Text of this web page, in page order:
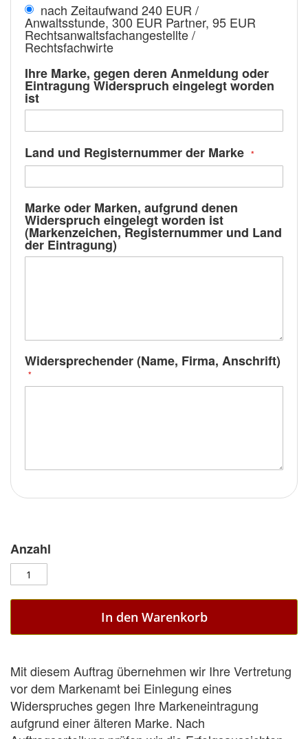
nach Zeitaufwand 240 EUR /
Anwaltsstunde, 300 EUR Partner, 95 EUR
Rechtsanwaltsfachangestellte /
Rechtsfachwirte
Ihre Marke, gegen deren Anmeldung oder
Eintragung Widerspruch eingelegt worden
ist
Land und Registernummer der Marke
Marke oder Marken, aufgrund denen
Widerspruch eingelegt worden ist
(Markenzeichen, Registernummer und Land
der Eintragung)
Widersprechender (Name, Firma, Anschrift)
Anzahl
In den Warenkorb
Mit diesem Auftrag übernehmen wir Ihre Vertretung
vor dem Markenamt bei Einlegung eines
Widerspruches gegen Ihre Markeneintragung
aufgrund einer älteren Marke. Nach